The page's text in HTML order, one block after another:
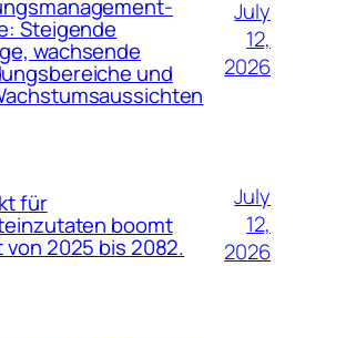
Steigende
wachsende
und
July
12,
2026
für
boomt
2025 bis 2082.
July
12,
2026